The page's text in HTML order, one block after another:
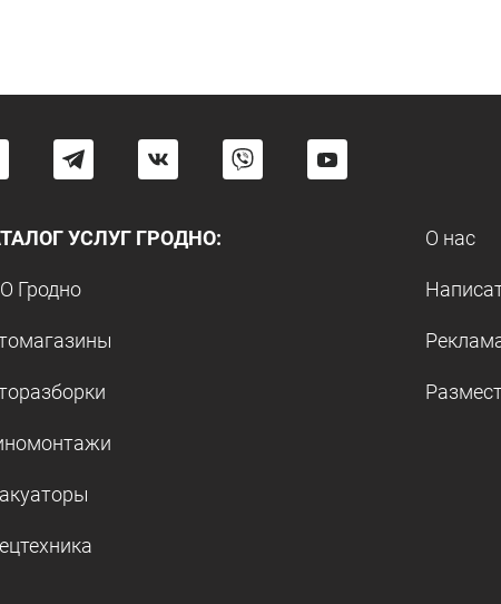
УСЛУГ ГРОДНО:
Гродно
О нас